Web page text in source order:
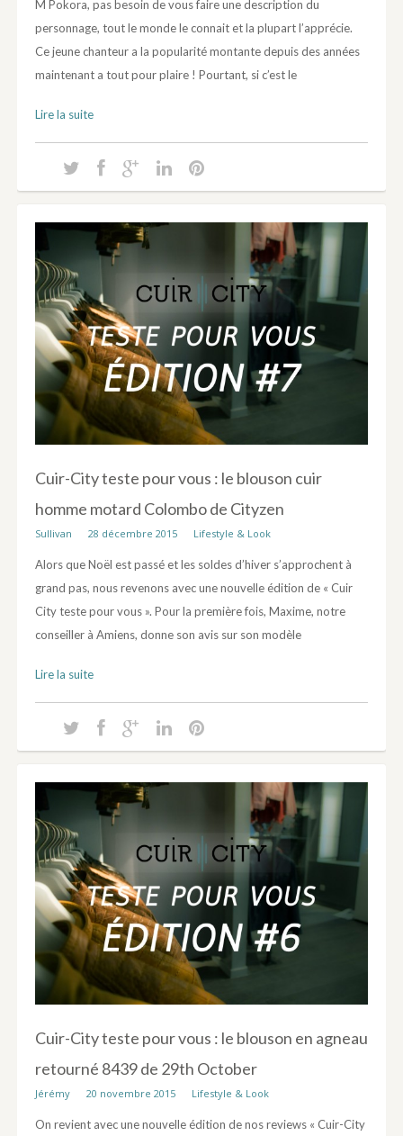
M Pokora, pas besoin de vous faire une description du
personnage, tout le monde le connait et la plupart l’apprécie.
Ce jeune chanteur a la popularité montante depuis des années
maintenant a tout pour plaire ! Pourtant, si c’est le
Lire la suite
Cuir-City teste pour vous : le blouson cuir
homme motard Colombo de Cityzen
Sullivan 28 décembre 2015 Lifestyle & Look
Alors que Noël est passé et les soldes d’hiver s’approchent à
grand pas, nous revenons avec une nouvelle édition de « Cuir
City teste pour vous ». Pour la première fois, Maxime, notre
conseiller à Amiens, donne son avis sur son modèle
Lire la suite
Cuir-City teste pour vous : le blouson en agneau
retourné 8439 de 29th October
Jérémy 20 novembre 2015 Lifestyle & Look
On revient avec une nouvelle édition de nos reviews « Cuir-City